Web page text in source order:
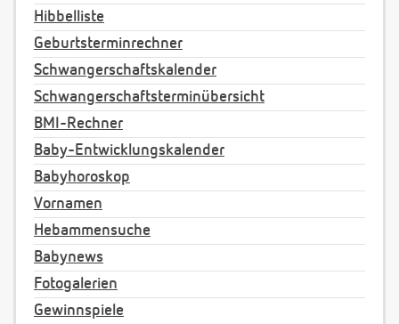
Hibbelliste
Geburtsterminrechner
Schwangerschaftskalender
Schwangerschaftsterminübersicht
BMI-Rechner
Baby-Entwicklungskalender
Babyhoroskop
Vornamen
Hebammensuche
Babynews
Fotogalerien
Gewinnspiele